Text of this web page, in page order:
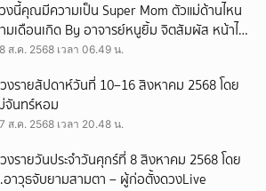
งนี้คุณมีความเป็น Super Mom ตัวแม่ด้านไหน
มเดือนเกิด By อาจารย์หนูยิ้ม จิตสัมผัส หน้าไพ่
ร์ตูน ไพ่ออราเคิล
ส.ค. 2568 เวลา 06.49 น.
งรายสัปดาห์วันที่ 10–16 สิงหาคม 2568 โดย
จันทร์หอม
ส.ค. 2568 เวลา 20.48 น.
งรายวันประจำวันศุกร์ที่ 8 สิงหาคม 2568 โดย
าวุธจับยามสามตา – ผู้ก่อตั้งดวงLive